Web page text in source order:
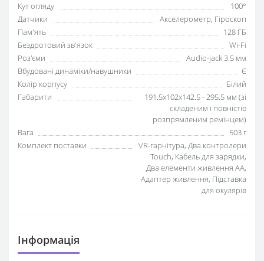
Кут огляду
100°
Датчики
Акселерометр, Гіроскоп
Пам'ять
128 ГБ
Бездротовий зв'язок
Wi-Fi
Роз'єми
Audio-jack 3.5 мм
Вбудовані динаміки/навушники
Є
Колір корпусу
Білий
Габарити
191.5x102x142.5 - 295.5 мм (зі
складеним і повністю
розпрямленим ремінцем)
Вага
503 г
Комплект поставки
VR-гарнітура, Два контролери
Touch, Кабель для зарядки,
Два елементи живлення АА,
Адаптер живлення, Підставка
для окулярів
Iнформація